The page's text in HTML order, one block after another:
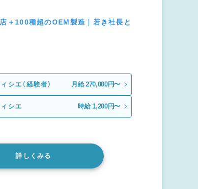
＋100種超のOEM製造｜若き社長と
シエ（経験者） 月給 270,000円〜
シエ 時給 1,200円〜
詳しくみる